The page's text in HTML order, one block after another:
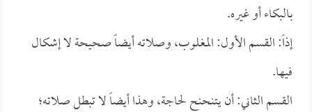
بالبكاء أو غيره.
إذاً: القسم الأول: المغلوب، وصلاته أيضاً صحيحة لا إشكال
فيها.
القسم الثاني: أن يتنحنح لحاجة، وهذا أيضاً لا تبطل صلاته؛